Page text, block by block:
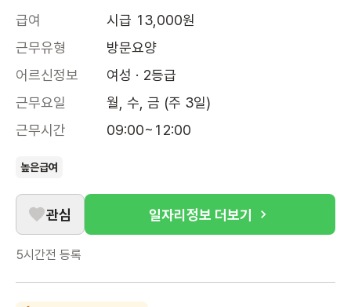
급여
시급 13,000원
근무유형
방문요양
어르신정보
여성 · 2등급
근무요일
월, 수, 금 (주 3일)
근무시간
09:00~12:00
높은급여
관심 일자리정보 더보기
5시간전 등록